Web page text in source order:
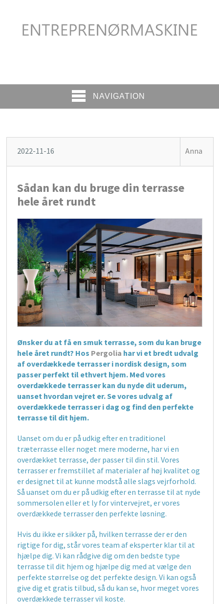
NAVIGATION
2022-11-16 Anna
Sådan kan du bruge din terrasse
hele året rundt
Ønsker du at få en smuk terrasse, som du kan bruge
hele året rundt? Hos Pergolia har vi et bredt udvalg
af overdækkede terrasser i nordisk design, som
passer perfekt til ethvert hjem. Med vores
overdækkede terrasser kan du nyde dit uderum,
uanset hvordan vejret er. Se vores udvalg af
overdækkede terrasser i dag og find den perfekte
terrasse til dit hjem.
Uanset om du er på udkig efter en traditionel
træterrasse eller noget mere moderne, har vi en
overdækket terrasse, der passer til din stil. Vores
terrasser er fremstillet af materialer af høj kvalitet og
er designet til at kunne modstå alle slags vejrforhold.
Så uanset om du er på udkig efter en terrasse til at nyde
sommersolen eller et ly for vintervejret, er vores
overdækkede terrasser den perfekte løsning.
Hvis du ikke er sikker på, hvilken terrasse der er den
rigtige for dig, står vores team af eksperter klar til at
hjælpe dig. Vi kan rådgive dig om den bedste type
terrasse til dit hjem og hjælpe dig med at vælge den
perfekte størrelse og det perfekte design. Vi kan også
give dig et gratis tilbud, så du kan se, hvor meget vores
overdækkede terrasser vil koste.